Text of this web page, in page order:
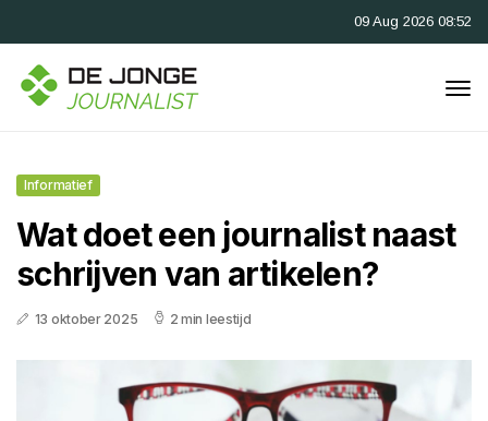
09 Aug 2026 08:52
Informatief
Wat doet een journalist naast
schrijven van artikelen?
13 oktober 2025 2 min leestijd